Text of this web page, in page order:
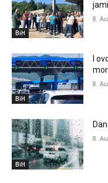
BiH
8.
BiH
I
8.
BiH
8.